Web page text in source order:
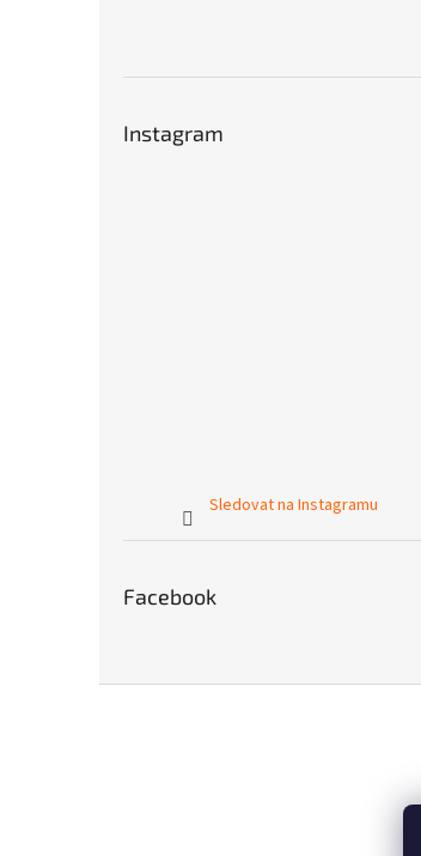
Instagram
Sledovat na Instagramu
Facebook